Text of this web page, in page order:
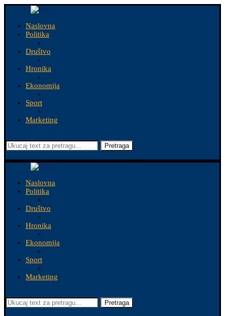
Naslovna
Politika
Društvo
Hronika
Ekonomija
Sport
Marketing
Pretraga
Naslovna
Politika
Društvo
Hronika
Ekonomija
Sport
Marketing
Pretraga